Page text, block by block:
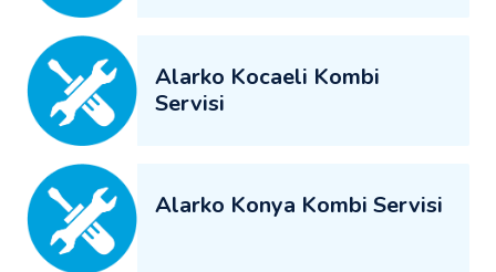
Alarko Kocaeli Kombi
Servisi
Alarko Konya Kombi Servisi